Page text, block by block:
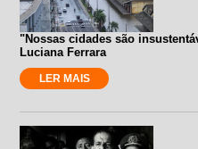
"Nossas cidades são
Luciana Ferrara
LER MAIS